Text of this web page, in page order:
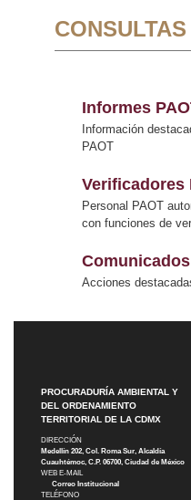
Informes
Información
PAOT
Verificadores
Personal PAOT
con funciones de
Acciones
PROCURADURÍA AMBIENTAL Y
DEL ORDENAMIENTO
TERRITORIAL DE LA CDMX
DIRECCIÓN
Medellín 202, Col. Roma Sur, Alcaldía
Cuauhtémoc, C.P. 06700, Ciudad de México
WEB E-MAIL
Correo Institucional
TELÉFONO